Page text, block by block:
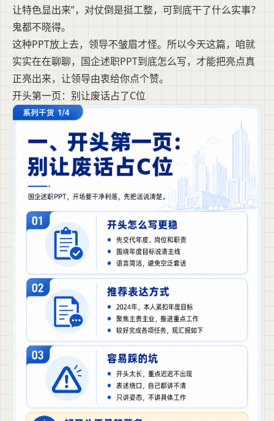
让特色显出来”，对仗倒是挺工整，可到底干了什么实事？
鬼都不晓得。
这种PPT放上去，领导不皱眉才怪。所以今天这篇，咱就
实实在在聊聊，国企述职PPT到底怎么写，才能把亮点真
正亮出来，让领导由衷给你点个赞。
开头第一页：别让废话占了C位